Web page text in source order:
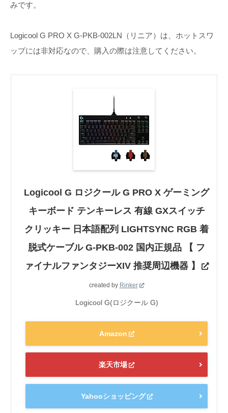
みです。
Logicool G PRO X G-PKB-002LN（リニア）は、ホットスワ
ップには非対応なので、購入の際は注意してください。
Logicool G ロジクール G PRO X ゲーミング
キーボード テンキーレス 有線 GXスイッチ
クリッキー 日本語配列 LIGHTSYNC RGB 着
脱式ケーブル G-PKB-002 国内正規品 【 フ
ァイナルファンタジーXIV 推奨周辺機器 】
created by Rinker
Logicool G(ロジクール G)
Amazon
楽天市場
Yahooショッピング